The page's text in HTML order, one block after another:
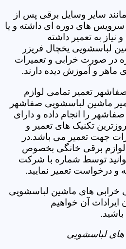
سایر وسایل برقی پس از
سرویس های دوره ای داشته و یا
به تعمیر داشته
لباسشویی یخچال فریزر
در صورت خرابی و تعمیرات
ماهر و آموزش دیده دارند.
تعمیر تمامی لوازم
ماشین لباسشویی صفاشهر
را انجام داده و دارای
تکنیک های تعمیر و
جهت تعمیر می باشد.در
برقی خانگی بخصوص
توسط شماره با شرکت
درخواست تعمیر نمایید.
خرابی های ماشین لباسشویی
آن خواهیم